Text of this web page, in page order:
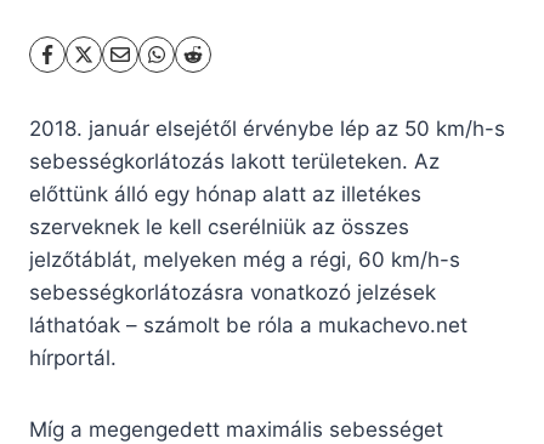
2018. január elsejétől érvénybe lép az 50 km/h-s
sebességkorlátozás lakott területeken. Az
előttünk álló egy hónap alatt az illetékes
szerveknek le kell cserélniük az összes
jelzőtáblát, melyeken még a régi, 60 km/h-s
sebességkorlátozásra vonatkozó jelzések
láthatóak – számolt be róla a mukachevo.net
hírportál.
Míg a megengedett maximális sebességet